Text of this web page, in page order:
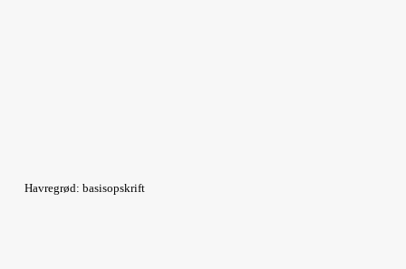
Havregrød: basisopskrift